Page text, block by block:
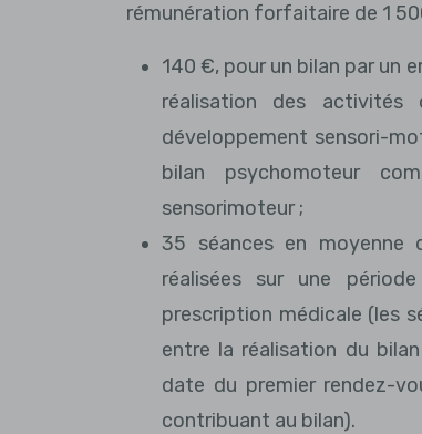
rémunération forfaitaire de 1
140 €, pour un bilan par un
réalisation des
développement sensori-
bilan psychomoteur
sensorimoteur ;
35 séances en moyenne
réalisées sur une
prescription médicale (les
entre la réalisation du
date du premier rendez-
contribuant au bilan).